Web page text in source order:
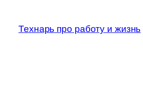
содержимому
Технарь про работу и жизнь